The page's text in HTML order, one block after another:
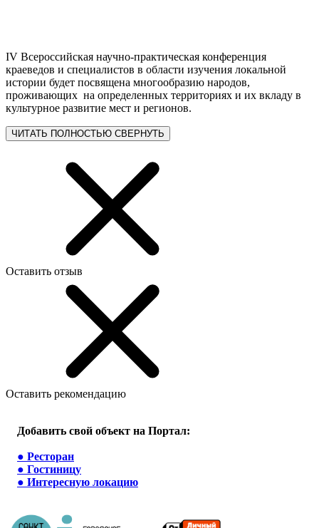
IV Всероссийская научно-практическая конференция
краеведов и специалистов в области изучения локальной
истории будет посвящена многообразию народов,
проживающих на определенных территориях и их вкладу в
культурное развитие мест и регионов.
ЧИТАТЬ ПОЛНОСТЬЮ СВЕРНУТЬ
Оставить отзыв
Оставить рекомендацию
Добавить свой объект на Портал:
● Ресторан
● Гостиницу
● Интересную локацию